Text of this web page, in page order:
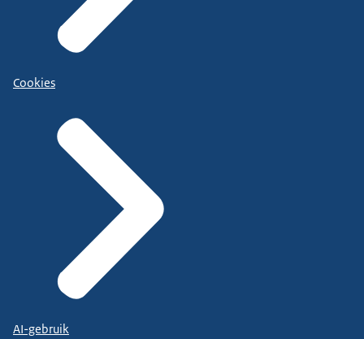
Cookies
AI-gebruik